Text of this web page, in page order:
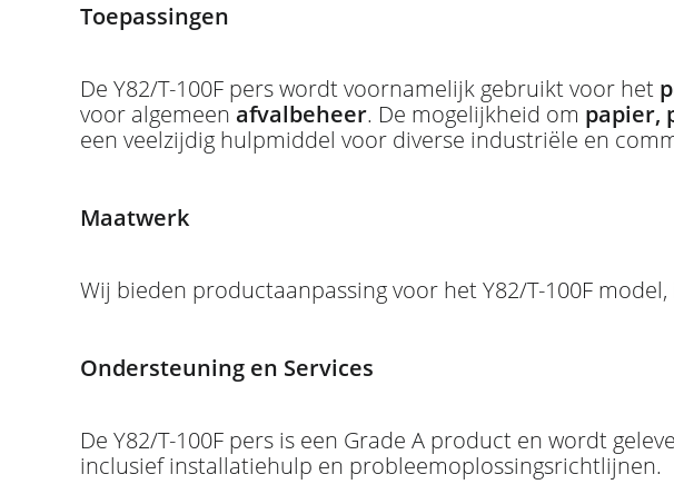
Toepassingen
De Y82/T-100F pers wordt voornamelijk gebruikt voor het
voor algemeen afvalbeheer. De mogelijkheid om papier,
een veelzijdig hulpmiddel voor diverse industriële en
Maatwerk
Wij bieden productaanpassing voor het Y82/T-100F
Ondersteuning en Services
De Y82/T-100F pers is een Grade A product en wordt
inclusief installatiehulp en probleemoplossingsrichtlijnen.